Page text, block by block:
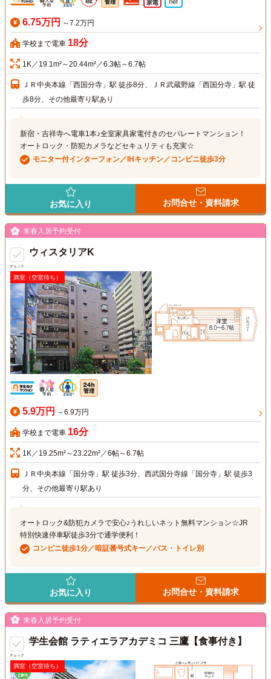
6.75万円 ～7.2万円
学校まで電車 18分
1K／19.1m²～20.44m²／6.3帖～6.7帖
ＪＲ中央本線「西国分寺」駅 徒歩8分、ＪＲ武蔵野線「西国分寺」駅 徒
歩8分、その他最寄り駅あり
新宿・吉祥寺へ電車1本♪全室家具家電付きのセパレートマンション！
オートロック・防犯カメラなどセキュリティも充実☆
モニター付インターフォン／IHキッチン／コンビニ徒歩3分
お気に入り お問合せ・資料請求
チェック
来春入居予約受付
ウィスタリアK
満室（空室待ち）
5.9万円 ～6.9万円
学校まで電車 16分
1K／19.25m²～23.22m²／6帖～6.7帖
ＪＲ中央本線「国分寺」駅 徒歩3分、西武国分寺線「国分寺」駅 徒歩3
分、その他最寄り駅あり
オートロック&防犯カメラで安心♪うれしいネット無料マンション☆JR
特別快速停車駅徒歩3分で通学便利！
コンビニ徒歩1分／暗証番号式キー／バス・トイレ別
お気に入り お問合せ・資料請求
チェック
来春入居予約受付
学生会館 ラティエラアカデミコ 三鷹【食事付き】
満室（空室待ち）